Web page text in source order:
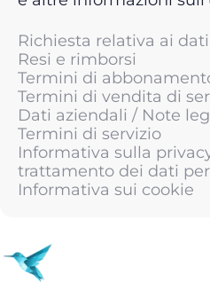
Richiesta relativa ai
Resi e rimborsi
Termini di
Termini di vendita di
Dati aziendali / Note
Termini di servizio
Informativa sulla
trattamento dei dati
Informativa sui cookie